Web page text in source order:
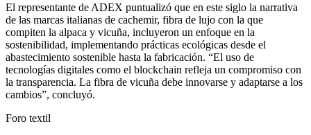
El representante de ADEX puntualizó que en este siglo la narrativa
de las marcas italianas de cachemir, fibra de lujo con la que
compiten la alpaca y vicuña, incluyeron un enfoque en la
sostenibilidad, implementando prácticas ecológicas desde el
abastecimiento sostenible hasta la fabricación. “El uso de
tecnologías digitales como el blockchain refleja un compromiso con
la transparencia. La fibra de vicuña debe innovarse y adaptarse a los
cambios”, concluyó.
Foro textil